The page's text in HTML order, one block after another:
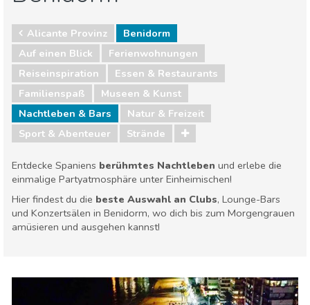
Alicante Provinz
Benidorm
Auf einen Blick
Ferienwohnungen
Reiseinspiration
Essen & Restaurants
Familienspaß
Museen & Kunst
Nachtleben & Bars
Natur & Freizeit
Sport & Abenteuer
Strände
Entdecke Spaniens berühmtes Nachtleben und erlebe die
einmalige Partyatmosphäre unter Einheimischen!
Hier findest du die beste Auswahl an Clubs, Lounge-Bars
und Konzertsälen in Benidorm, wo dich bis zum Morgengrauen
amüsieren und ausgehen kannst!
Essen & Restaurants
Familienspaß